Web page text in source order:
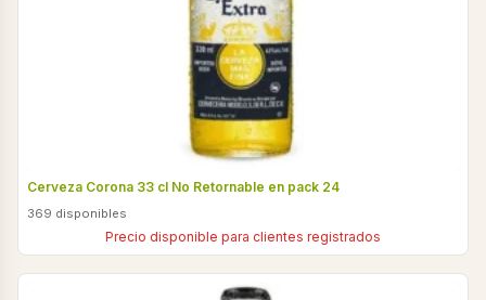
Cerveza Corona 33 cl No Retornable en pack 24
369 disponibles
Precio disponible para clientes registrados